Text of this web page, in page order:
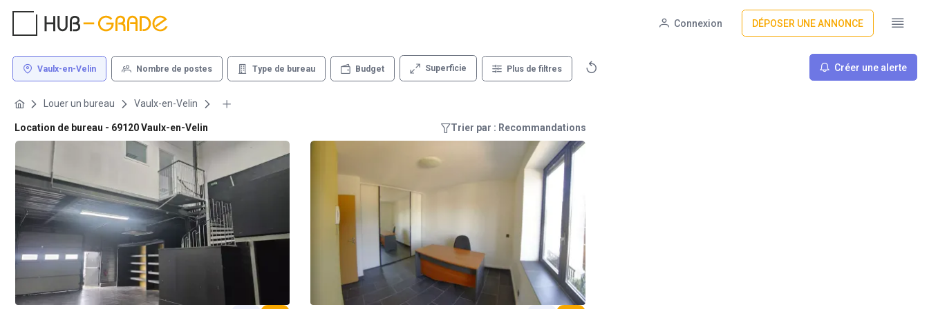
Connexion DÉPOSER UNE ANNONCE
Vaulx-en-Velin Nombre de postes Type de bureau Budget Superficie Plus de filtres Créer une alerte
Louer un bureau Vaulx-en-Velin
Location de bureau - 69120 Vaulx-en-Velin Trier par : Recommandations